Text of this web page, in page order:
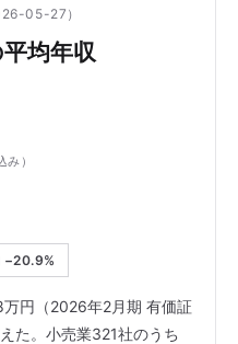
05-27）
均年収
）
−20.9%
円（2026年2月期 有価証
た。小売業321社のうち